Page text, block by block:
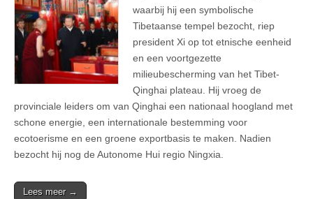
waarbij hij een symbolische
Tibetaanse tempel bezocht, riep
president Xi op tot etnische eenheid
en een voortgezette
milieubescherming van het Tibet-
Qinghai plateau. Hij vroeg de
provinciale leiders om van Qinghai een nationaal hoogland met
schone energie, een internationale bestemming voor
ecotoerisme en een groene exportbasis te maken. Nadien
bezocht hij nog de Autonome Hui regio Ningxia.
Lees meer →